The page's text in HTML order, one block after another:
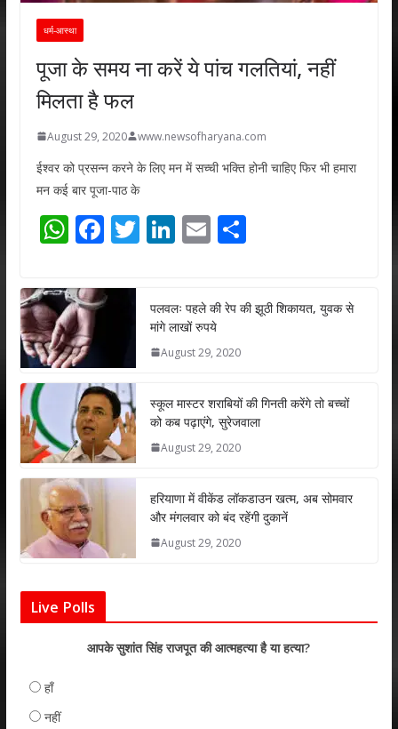
धर्म-आस्था
पूजा के समय ना करें ये पांच गलतियां, नहीं
मिलता है फल
August 29, 2020 www.newsofharyana.com
ईश्वर को प्रसन्न करने के लिए मन में सच्ची भक्ति होनी चाहिए फिर भी हमारा
मन कई बार पूजा-पाठ के
W
at
s
A
p
p
F
e
b
o
k
T
er
Li
e
dI
n
E
l
S
e
पलवलः पहले की रेप की झूठी शिकायत, युवक से
मांगे लाखों रुपये
August 29, 2020
स्कूल मास्टर शराबियों की गिनती करेंगे तो बच्चों
को कब पढ़ाएंगे, सुरेजवाला
August 29, 2020
हरियाणा में वीकेंड लॉकडाउन खत्म, अब सोमवार
और मंगलवार को बंद रहेंगी दुकानें
August 29, 2020
Live Polls
आपके सुशांत सिंह राजपूत की आत्महत्या है या हत्या?
हाँ
नहीं